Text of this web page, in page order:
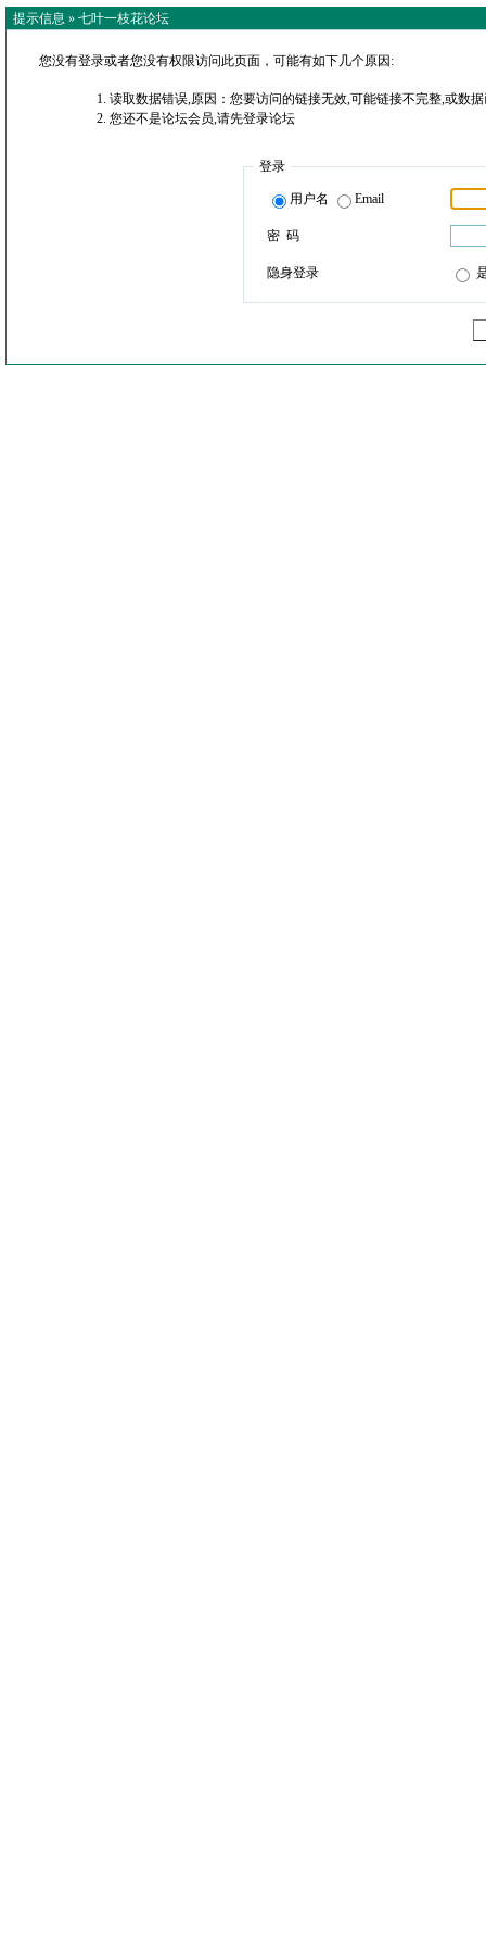
提示信息 » 七叶一枝花论坛
您没有登录或者您没有权限访问此页面，可能有如下几个原因:
读取数据错误,原因：您要访问的链接无效,可能链接不完整,或数
您还不是论坛会员,请先登录论坛
登录
用户名 Email
密 码
隐身登录